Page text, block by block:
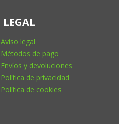
LEGAL
Aviso legal
Métodos de pago
Envíos y devoluciones
Política de privacidad
Política de cookies